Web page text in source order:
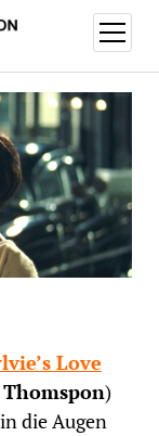
Menü
öffnen
Love
Thomspon)
die Augen